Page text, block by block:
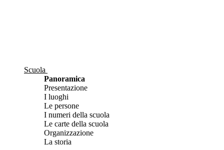
Scuola
Panoramica
Presentazione
I luoghi
Le persone
I numeri della scuola
Le carte della scuola
Organizzazione
La storia